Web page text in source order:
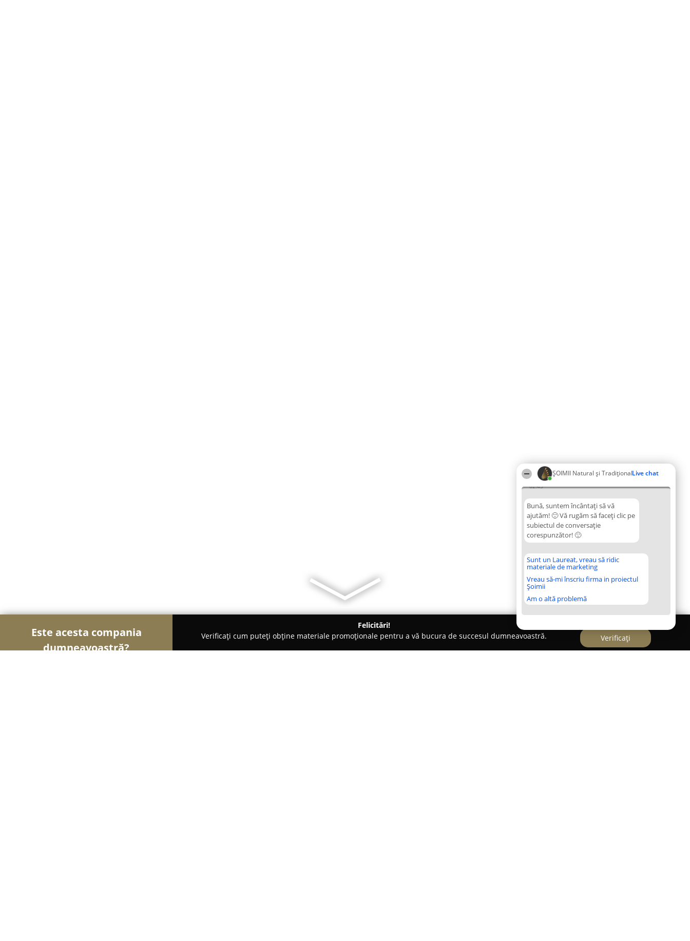
ȘOIMII Natural și TradiționalLive chat
02:45
Bună, suntem încântați să vă
ajutăm! 🙂 Vă rugăm să faceți clic pe
subiectul de conversație
corespunzător! 🙂
Sunt un Laureat, vreau să ridic
materiale de marketing
Vreau să-mi înscriu firma in proiectul
Șoimii
Am o altă problemă
Este acesta compania
dumneavoastră?
Felicitări!
Verificați cum puteți obține materiale promoționale pentru a vă bucura de succesul dumneavoastră.
Verificați